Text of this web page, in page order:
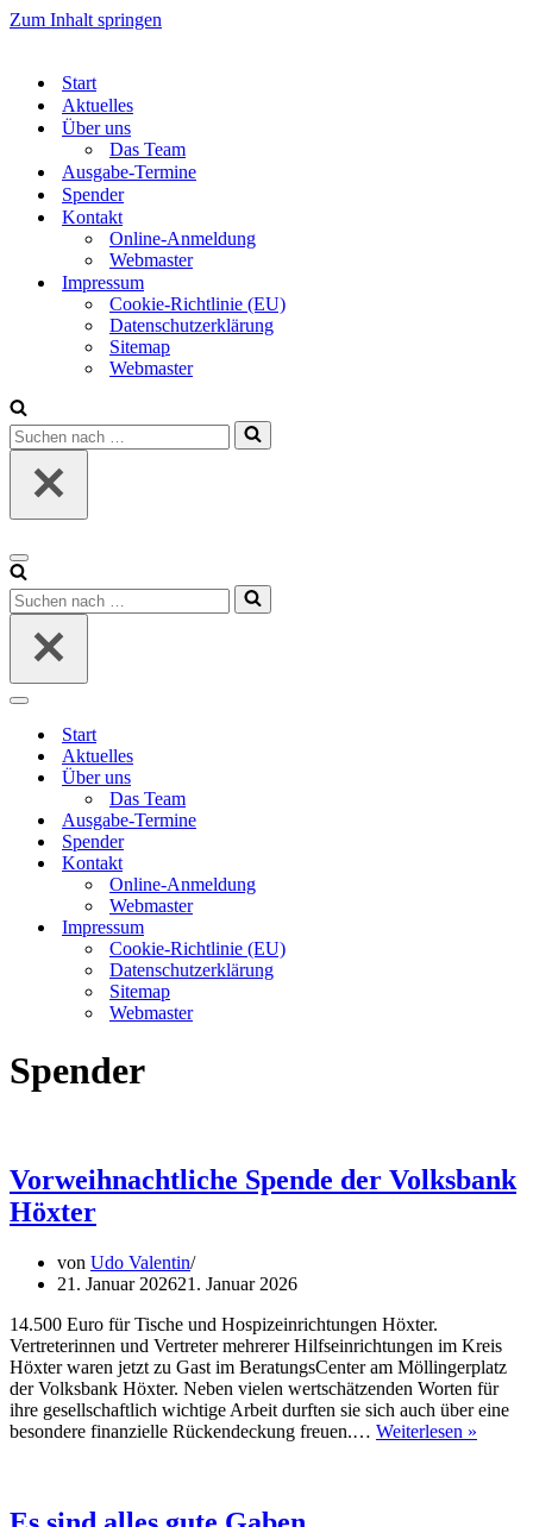
Zum Inhalt springen
Start
Aktuelles
Über uns
Das Team
Ausgabe-Termine
Spender
Kontakt
Online-Anmeldung
Webmaster
Impressum
Cookie-Richtlinie (EU)
Datenschutzerklärung
Sitemap
Webmaster
Suchen
nach …
Navigationsmenü
Suchen
nach …
Navigationsmenü
Start
Aktuelles
Über uns
Das Team
Ausgabe-Termine
Spender
Kontakt
Online-Anmeldung
Webmaster
Impressum
Cookie-Richtlinie (EU)
Datenschutzerklärung
Sitemap
Webmaster
Spender
Vorweihnachtliche Spende der Volksbank
Höxter
von Udo Valentin
21. Januar 202621. Januar 2026
14.500 Euro für Tische und Hospizeinrichtungen Höxter.
Vertreterinnen und Vertreter mehrerer Hilfseinrichtungen im Kreis
Höxter waren jetzt zu Gast im BeratungsCenter am Möllingerplatz
der Volksbank Höxter. Neben vielen wertschätzenden Worten für
ihre gesellschaftlich wichtige Arbeit durften sie sich auch über eine
besondere finanzielle Rückendeckung freuen.… Weiterlesen »